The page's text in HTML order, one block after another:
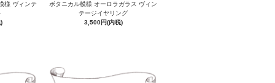
様 ヴィンテ
ボタニカル模様 オーロラガラス ヴィン
テージイヤリング
3,500円(内税)